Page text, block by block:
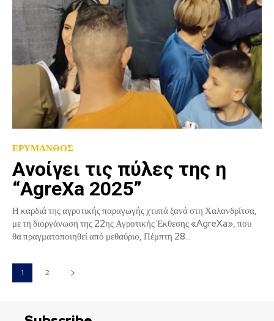
ΕΡΥΜΑΝΘΟΣ
Aνοίγει τις πύλες της η
“AgreXa 2025”
Η καρδιά της αγροτικής παραγωγής χτυπά ξανά στη Χαλανδρίτσα,
με τη διοργάνωση της 22ης Αγροτικής Έκθεσης «AgreXa», που
θα πραγματοποιηθεί από μεθαύριο, Πέμπτη 28...
1 2